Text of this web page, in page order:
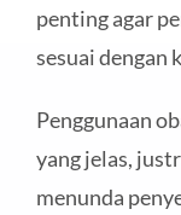
penting agar
sesuai dengan
Penggunaan
yang jelas,
menunda